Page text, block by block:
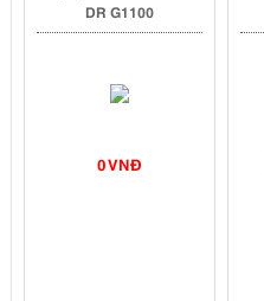
DR G1100
0 VNĐ